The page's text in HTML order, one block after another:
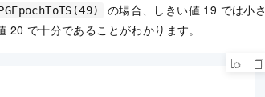
の場合、しきい値 19 では小さ
20 で十分であることがわかります。